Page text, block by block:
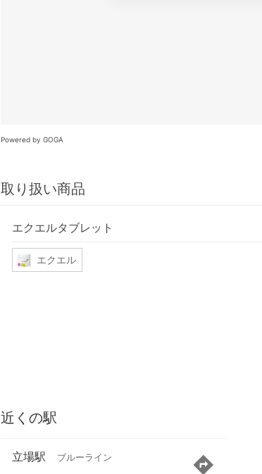
Powered by GOGA
取り扱い商品
エクエルタブレット
エクエル
近くの駅
立場駅 ブルーライン